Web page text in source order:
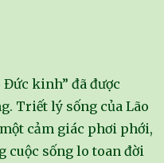
Đức kinh” đã được
Triết lý sống của Lão
cảm giác phơi phới,
cuộc sống lo toan đời